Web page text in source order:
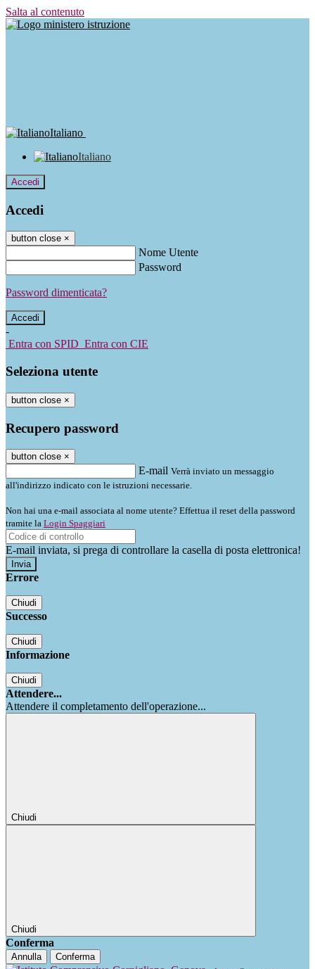
Salta al contenuto
Italiano
Italiano
Accedi
Accedi
button close ×
Nome Utente
Password
Password dimenticata?
-
Entra con SPID Entra con CIE
Seleziona utente
button close ×
Recupero password
button close ×
E-mail Verrà inviato un messaggio
all'indirizzo indicato con le istruzioni necessarie.
Non hai una e-mail associata al nome utente? Effettua il reset della password
tramite la Login Spaggiari
E-mail inviata, si prega di controllare la casella di posta elettronica!
Errore
Chiudi
Successo
Chiudi
Informazione
Chiudi
Attendere...
Attendere il completamento dell'operazione...
Chiudi
Chiudi
Conferma
Annulla Conferma